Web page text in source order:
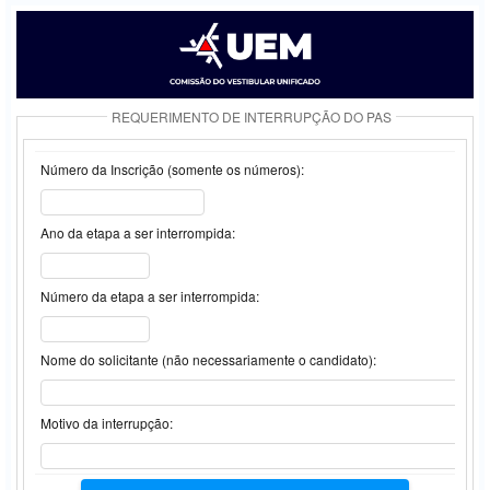
REQUERIMENTO DE INTERRUPÇÃO DO PAS
Número da Inscrição (somente os números):
Ano da etapa a ser interrompida:
Número da etapa a ser interrompida:
Nome do solicitante (não necessariamente o candidato):
Motivo da interrupção: